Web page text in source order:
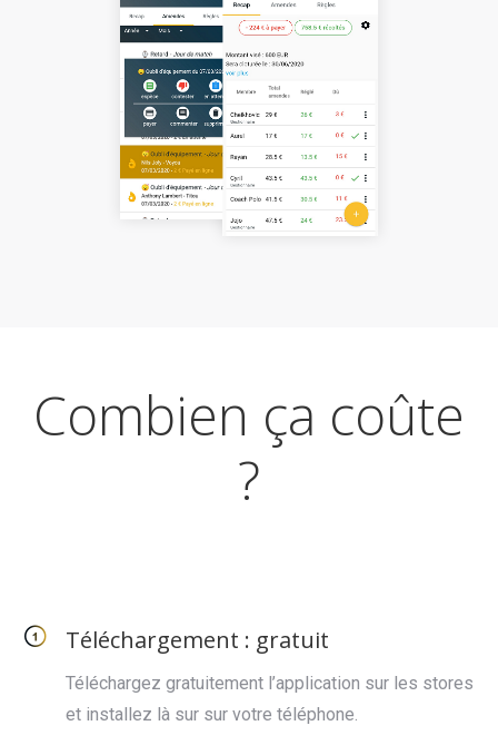
Combien ça coûte
?
Téléchargement : gratuit
Téléchargez gratuitement l’application sur les stores
et installez là sur sur votre téléphone.